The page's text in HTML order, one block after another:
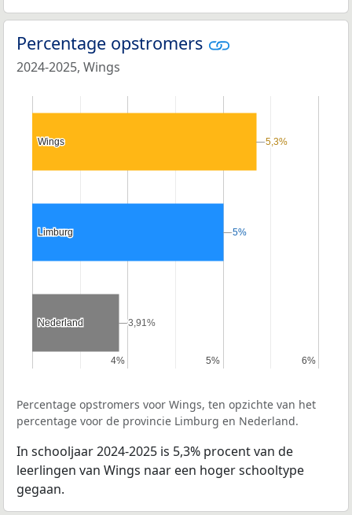
Percentage opstromers
2024-2025, Wings
4%
4% 5%
5% 6%
6%
Wings
Wings
Limburg
Limburg
Nederland
Nederland
5,3%
5,3%
5%
5%
3,91%
3,91%
Percentage opstromers voor Wings, ten opzichte van het
percentage voor de provincie Limburg en Nederland.
In schooljaar 2024-2025 is 5,3% procent van de
leerlingen van Wings naar een hoger schooltype
gegaan.